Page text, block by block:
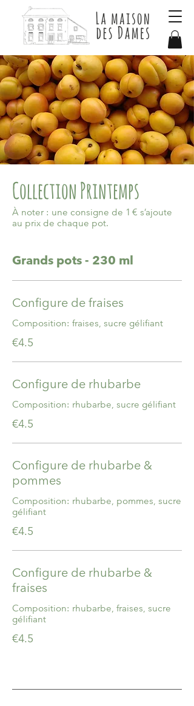
Collection Printemps
À noter : une consigne de 1 € s’ajoute
au prix de chaque pot.
Grands pots - 230 ml
Configure de fraises
Composition: fraises, sucre gélifiant
€4.5
Configure de rhubarbe
Composition: rhubarbe, sucre gélifiant
€4.5
Configure de rhubarbe &
pommes
Composition: rhubarbe, pommes, sucre
gélifiant
€4.5
Configure de rhubarbe &
fraises
Composition: rhubarbe, fraises, sucre
gélifiant
€4.5